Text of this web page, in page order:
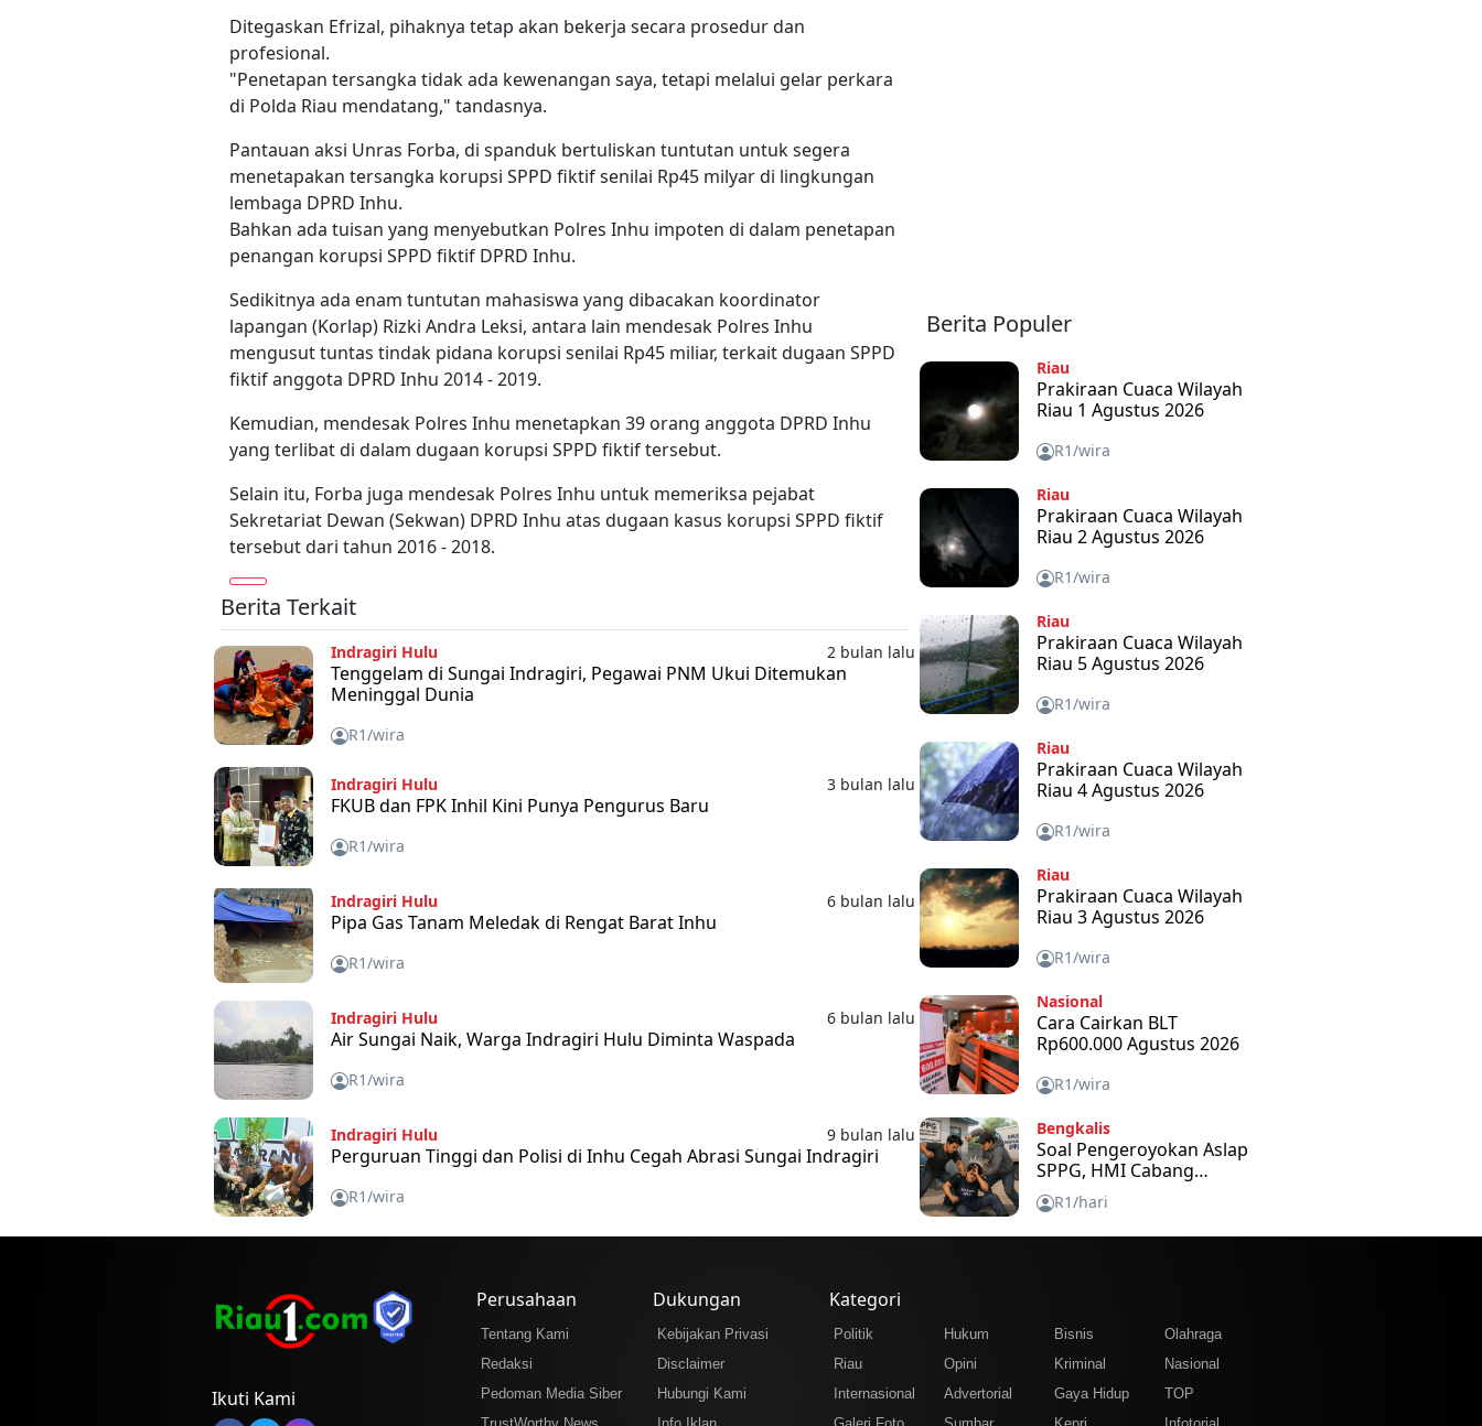
Ditegaskan Efrizal, pihaknya tetap akan bekerja secara prosedur dan
profesional.
"Penetapan tersangka tidak ada kewenangan saya, tetapi melalui gelar perkara
di Polda Riau mendatang," tandasnya.
Pantauan aksi Unras Forba, di spanduk bertuliskan tuntutan untuk segera
menetapakan tersangka korupsi SPPD fiktif senilai Rp45 milyar di lingkungan
lembaga DPRD Inhu.
Bahkan ada tuisan yang menyebutkan Polres Inhu impoten di dalam penetapan
penangan korupsi SPPD fiktif DPRD Inhu.
Sedikitnya ada enam tuntutan mahasiswa yang dibacakan koordinator
lapangan (Korlap) Rizki Andra Leksi, antara lain mendesak Polres Inhu
mengusut tuntas tindak pidana korupsi senilai Rp45 miliar, terkait dugaan SPPD
fiktif anggota DPRD Inhu 2014 - 2019.
Kemudian, mendesak Polres Inhu menetapkan 39 orang anggota DPRD Inhu
yang terlibat di dalam dugaan korupsi SPPD fiktif tersebut.
Selain itu, Forba juga mendesak Polres Inhu untuk memeriksa pejabat
Sekretariat Dewan (Sekwan) DPRD Inhu atas dugaan kasus korupsi SPPD fiktif
tersebut dari tahun 2016 - 2018.
Berita Terkait
Indragiri Hulu 2 bulan lalu
Tenggelam di Sungai Indragiri, Pegawai PNM Ukui Ditemukan
Meninggal Dunia
R1/wira
Indragiri Hulu 3 bulan lalu
FKUB dan FPK Inhil Kini Punya Pengurus Baru
R1/wira
Indragiri Hulu 6 bulan lalu
Pipa Gas Tanam Meledak di Rengat Barat Inhu
R1/wira
Indragiri Hulu 6 bulan lalu
Air Sungai Naik, Warga Indragiri Hulu Diminta Waspada
R1/wira
Indragiri Hulu 9 bulan lalu
Perguruan Tinggi dan Polisi di Inhu Cegah Abrasi Sungai Indragiri
R1/wira
Berita Populer
Riau
Prakiraan Cuaca Wilayah
Riau 1 Agustus 2026
R1/wira
Riau
Prakiraan Cuaca Wilayah
Riau 2 Agustus 2026
R1/wira
Riau
Prakiraan Cuaca Wilayah
Riau 5 Agustus 2026
R1/wira
Riau
Prakiraan Cuaca Wilayah
Riau 4 Agustus 2026
R1/wira
Riau
Prakiraan Cuaca Wilayah
Riau 3 Agustus 2026
R1/wira
Nasional
Cara Cairkan BLT
Rp600.000 Agustus 2026
R1/wira
Bengkalis
Soal Pengeroyokan Aslap
SPPG, HMI Cabang
Bengkalis Kecam dan
Minta APH Usut Tuntas
R1/hari
Ikuti Kami
Perusahaan
Tentang Kami
Redaksi
Pedoman Media Siber
Dukungan
Kebijakan Privasi
Disclaimer
Hubungi Kami
Kategori
Politik Hukum Bisnis
Olahraga
Riau
Opini Kriminal
Nasional
Internasional
Advertorial Gaya Hidup
TOP